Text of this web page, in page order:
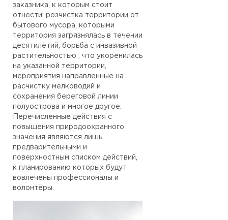
заказника, к которым стоит
отнести: розчистка территории от
бытового мусора, которыми
территория загрязнялась в течении
десятилетий, борьба с инвазивной
растительностью , что укоренилась
на указанной территории,
мероприятия направленные на
расчистку мелководий и
сохранения береговой линии
полуострова и многое другое.
Перечисленные действия с
повышения природоохранного
значения являются лишь
предварительными и
поверхностным списком действий,
к планированию которых будут
вовлечены профессионалы и
волонтёры.